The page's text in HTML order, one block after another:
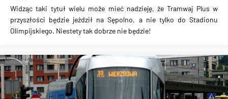
Widząc taki tytuł wielu może mieć nadzieję, żeTramwaj Plus w
przyszłości będzie jeździł na Sępolno, a nie tylko do Stadionu
Olimpijskiego. Niestetytak dobrze nie będzie!